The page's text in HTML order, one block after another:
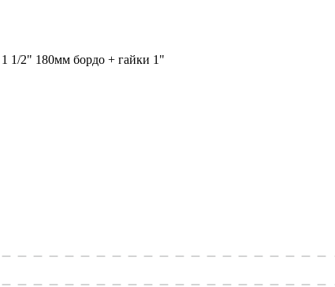
1/2" 180мм бордо + гайки 1"